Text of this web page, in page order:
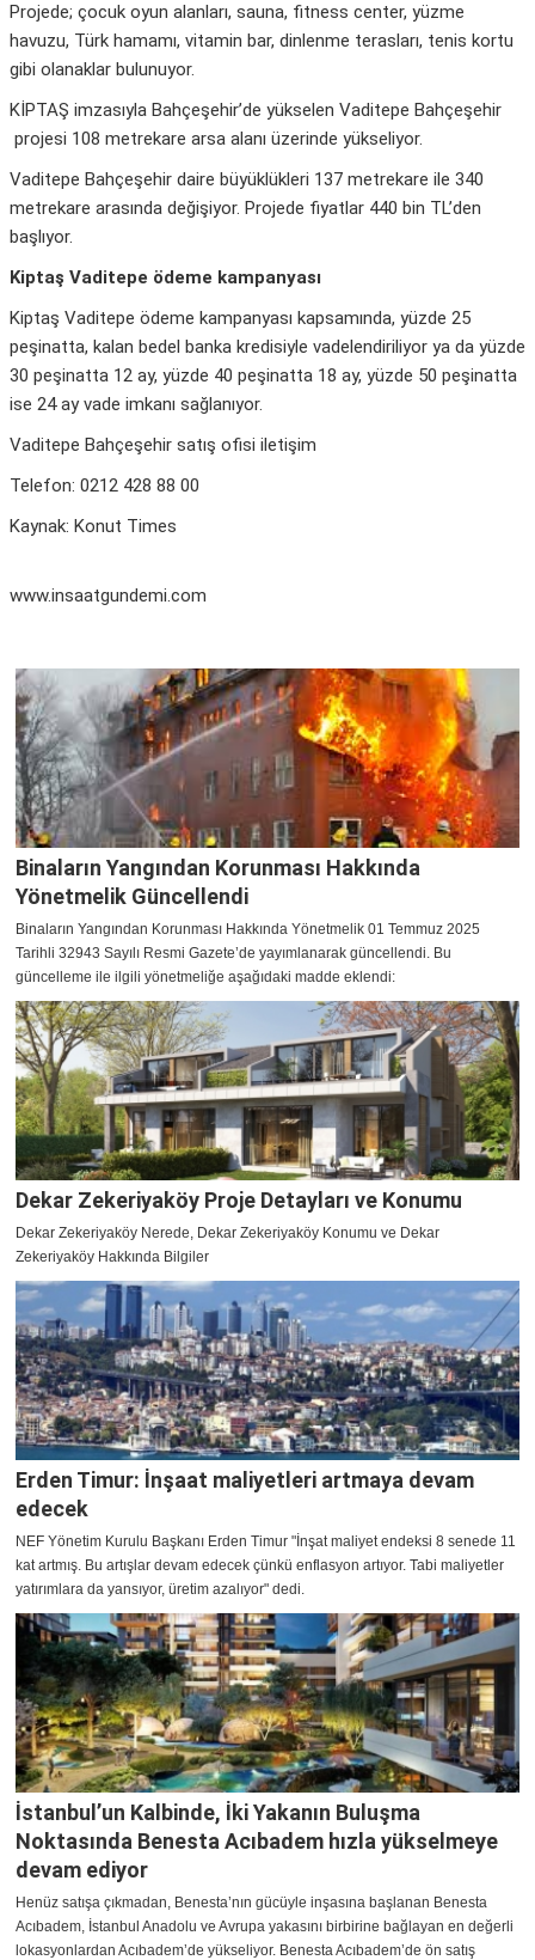
Projede; çocuk oyun alanları, sauna, fitness center, yüzme
havuzu, Türk hamamı, vitamin bar, dinlenme terasları, tenis kortu
gibi olanaklar bulunuyor.
KİPTAŞ imzasıyla Bahçeşehir’de yükselen Vaditepe Bahçeşehir
projesi 108 metrekare arsa alanı üzerinde yükseliyor.
Vaditepe Bahçeşehir daire büyüklükleri 137 metrekare ile 340
metrekare arasında değişiyor. Projede fiyatlar 440 bin TL’den
başlıyor.
Kiptaş Vaditepe ödeme kampanyası
Kiptaş Vaditepe ödeme kampanyası kapsamında, yüzde 25
peşinatta, kalan bedel banka kredisiyle vadelendiriliyor ya da yüzde
30 peşinatta 12 ay, yüzde 40 peşinatta 18 ay, yüzde 50 peşinatta
ise 24 ay vade imkanı sağlanıyor.
Vaditepe Bahçeşehir satış ofisi iletişim
Telefon: 0212 428 88 00
Kaynak: Konut Times
www.insaatgundemi.com
Binaların Yangından Korunması Hakkında
Yönetmelik Güncellendi
Binaların Yangından Korunması Hakkında Yönetmelik 01 Temmuz 2025
Tarihli 32943 Sayılı Resmi Gazete’de yayımlanarak güncellendi. Bu
güncelleme ile ilgili yönetmeliğe aşağıdaki madde eklendi:
Dekar Zekeriyaköy Proje Detayları ve Konumu
Dekar Zekeriyaköy Nerede, Dekar Zekeriyaköy Konumu ve Dekar
Zekeriyaköy Hakkında Bilgiler
Erden Timur: İnşaat maliyetleri artmaya devam
edecek
NEF Yönetim Kurulu Başkanı Erden Timur "İnşat maliyet endeksi 8 senede 11
kat artmış. Bu artışlar devam edecek çünkü enflasyon artıyor. Tabi maliyetler
yatırımlara da yansıyor, üretim azalıyor" dedi.
İstanbul’un Kalbinde, İki Yakanın Buluşma
Noktasında Benesta Acıbadem hızla yükselmeye
devam ediyor
Henüz satışa çıkmadan, Benesta’nın gücüyle inşasına başlanan Benesta
Acıbadem, İstanbul Anadolu ve Avrupa yakasını birbirine bağlayan en değerli
lokasyonlardan Acıbadem’de yükseliyor. Benesta Acıbadem’de ön satış